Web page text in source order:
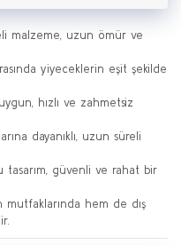
malzeme, uzun ömür ve
yiyeceklerin eşit şekilde
hızlı ve zahmetsiz
dayanıklı, uzun süreli
tasarım, güvenli ve rahat bir
mutfaklarında hem de dış